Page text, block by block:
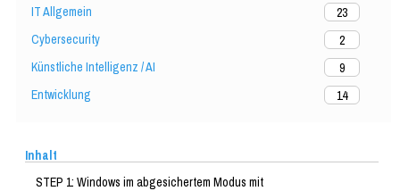
IT Allgemein
23
Cybersecurity
2
Künstliche Intelligenz / AI
9
Entwicklung
14
Inhalt
STEP 1: Windows im abgesichertem Modus mit